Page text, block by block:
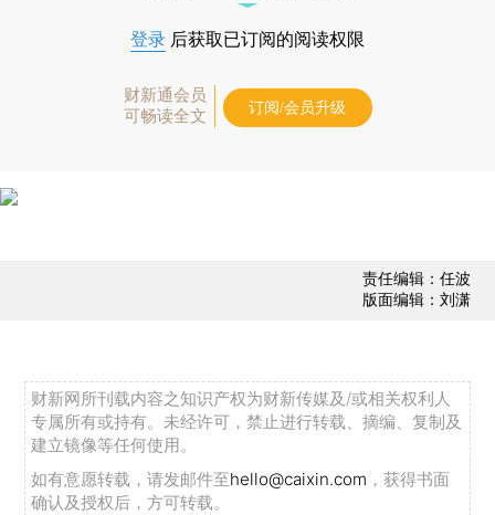
登录 后获取已订阅的阅读权限
财新通会员
可畅读全文
订阅/会员升级
责任编辑：任波
版面编辑：刘潇
财新网所刊载内容之知识产权为财新传媒及/或相关权利人
专属所有或持有。未经许可，禁止进行转载、摘编、复制及
建立镜像等任何使用。
如有意愿转载，请发邮件至hello@caixin.com ，获得书面
确认及授权后，方可转载。